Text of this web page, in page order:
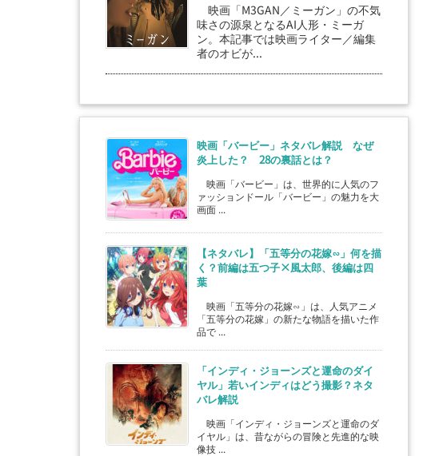
映画「M3GAN／ミーガン」の不気
味さの源泉となるAI人形・ミーガ
ン。本記事では映画ライター／編集
者のオビが...
映画「バービー」ネタバレ解説 なぜ
炎上した？ 28の裏話とは？
映画「バービー」は、世界的に人気のフ
ァッションドール「バービー」の魅力を大
画面 ...
【ネタバレ】「五等分の花嫁∽」何を描
く？前編は五つ子×風太郎、後編は四
葉
映画「五等分の花嫁∽」は、人気アニメ
「五等分の花嫁」の新たな物語を描いた作
品で ...
「インディ・ジョーンズと運命のダイ
ヤル」若いインディはどう撮影？ネタ
バレ解説
映画「インディ・ジョーンズと運命のダ
イヤル」は、昔ながらの冒険と先進的な映
像技 ...